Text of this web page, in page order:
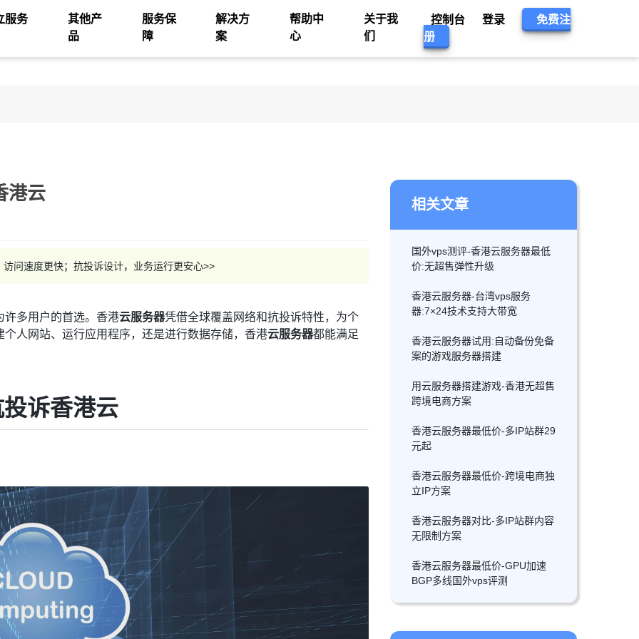
服务
其他产
品
服务保
障
解决方
案
帮助中
心
关于我
们
控制台 登录
免费注
册
港云
问速度更快；抗投诉设计，业务运行更安心>>
许多用户的首选。香港云服务器凭借全球覆盖网络和抗投诉特性，为个
人网站、运行应用程序，还是进行数据存储，香港云服务器都能满足
诉香港云
相关文章
国外vps测评-香港云服务器最低
价:无超售弹性升级
香港云服务器-台湾vps服务
器:7×24技术支持大带宽
香港云服务器试用:自动备份免备
案的游戏服务器搭建
用云服务器搭建游戏-香港无超售
跨境电商方案
香港云服务器最低价-多IP站群29
元起
香港云服务器最低价-跨境电商独
立IP方案
香港云服务器对比-多IP站群内容
无限制方案
香港云服务器最低价-GPU加速
BGP多线国外vps评测